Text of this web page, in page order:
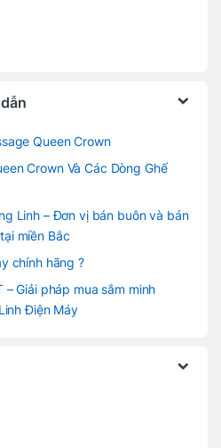
Queen Crown
Crown Và Các Dòng Ghế
Linh – Đơn vị bán buôn và bán
miền Bắc
chính hãng ?
– Giải pháp mua sắm minh
Điện Máy